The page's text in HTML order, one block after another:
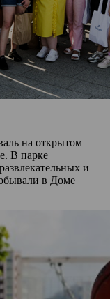
на открытом
В парке
и
в Доме